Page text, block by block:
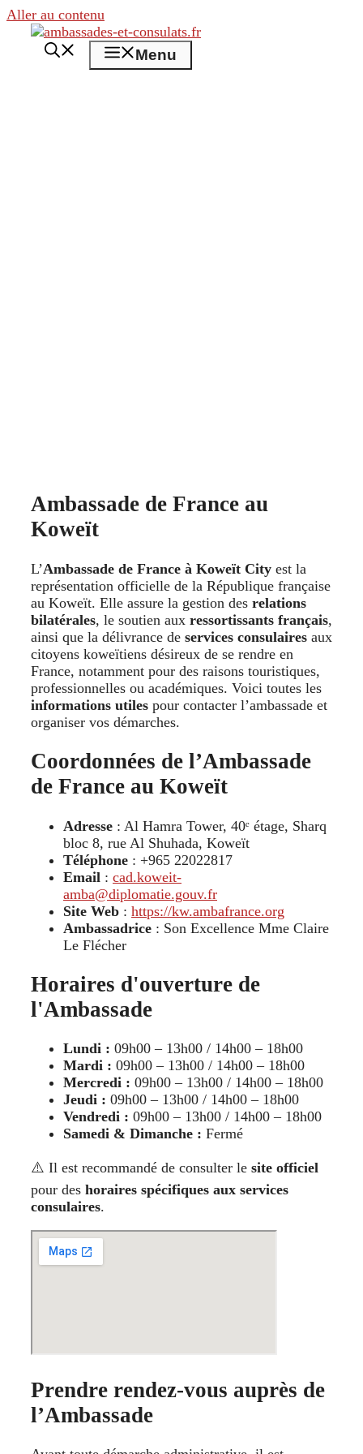
Aller au contenu
Menu
Ambassade de France au
Koweït
L’Ambassade de France à Koweït City est la
représentation officielle de la République française
au Koweït. Elle assure la gestion des relations
bilatérales, le soutien aux ressortissants français,
ainsi que la délivrance de services consulaires aux
citoyens koweïtiens désireux de se rendre en
France, notamment pour des raisons touristiques,
professionnelles ou académiques. Voici toutes les
informations utiles pour contacter l’ambassade et
organiser vos démarches.
Coordonnées de l’Ambassade
de France au Koweït
Adresse : Al Hamra Tower, 40ᵉ étage, Sharq
bloc 8, rue Al Shuhada, Koweït
Téléphone : +965 22022817
Email : cad.koweit-
amba@diplomatie.gouv.fr
Site Web : https://kw.ambafrance.org
Ambassadrice : Son Excellence Mme Claire
Le Flécher
Horaires d'ouverture de
l'Ambassade
Lundi : 09h00 – 13h00 / 14h00 – 18h00
Mardi : 09h00 – 13h00 / 14h00 – 18h00
Mercredi : 09h00 – 13h00 / 14h00 – 18h00
Jeudi : 09h00 – 13h00 / 14h00 – 18h00
Vendredi : 09h00 – 13h00 / 14h00 – 18h00
Samedi & Dimanche : Fermé
⚠️ Il est recommandé de consulter le site officiel
pour des horaires spécifiques aux services
consulaires.
Prendre rendez-vous auprès de
l’Ambassade